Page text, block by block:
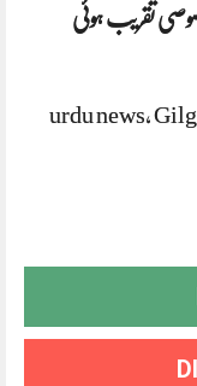
تقریب ہوئی
urdu news,